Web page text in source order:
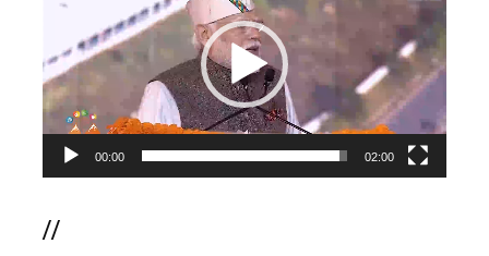
00:00 02:00
//